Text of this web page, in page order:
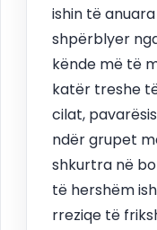
ishin të
shpërblyer
kënde më të
katër treshe
cilat,
ndër grupet
shkurtra në
të hershëm
rreziqe të